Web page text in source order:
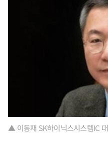
▲ 이동재 SK하이닉스시스템IC